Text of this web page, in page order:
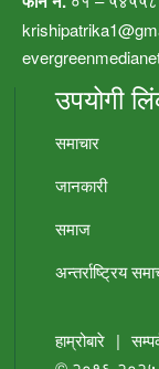
उपयोगी
समाचार
जानकारी
समाज
अन्तर्राष्ट्रिय
हाम्रोबारे |